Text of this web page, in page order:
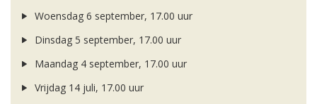
Woensdag 6 september, 17.00 uur
Dinsdag 5 september, 17.00 uur
Maandag 4 september, 17.00 uur
Vrijdag 14 juli, 17.00 uur